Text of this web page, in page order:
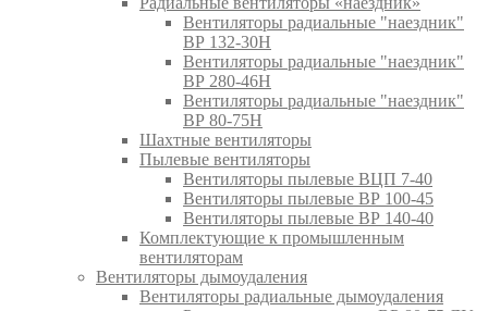
Вентиляторы радиальные "наездник"
ВР 132-30Н
Вентиляторы радиальные "наездник"
ВР 280-46Н
Вентиляторы радиальные "наездник"
ВР 80-75Н
Шахтные вентиляторы
Пылевые вентиляторы
Вентиляторы пылевые ВЦП 7-40
Вентиляторы пылевые ВР 100-45
Вентиляторы пылевые ВР 140-40
Комплектующие к промышленным
вентиляторам
Вентиляторы дымоудаления
Вентиляторы радиальные дымоудаления